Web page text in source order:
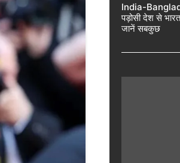
India-
पड़ोसी देश से
जानें सबकुछ